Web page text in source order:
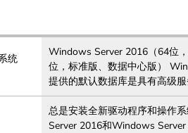
统
Windows Server 2016（64位
位，标准版、数据中心版）
提供的默认数据库是具有高级
总是安装全新驱动程序和操作
Server 2016和Windows